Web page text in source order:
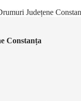
Județene
Constanța